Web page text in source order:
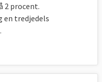
2 procent.
en tredjedels